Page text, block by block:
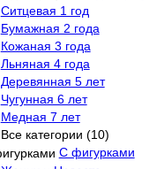
Ситцевая 1 год
Бумажная 2 года
Кожаная 3 года
Льняная 4 года
Деревянная 5 лет
Чугунная 6 лет
Медная 7 лет
Все категории (10)
С фигурками